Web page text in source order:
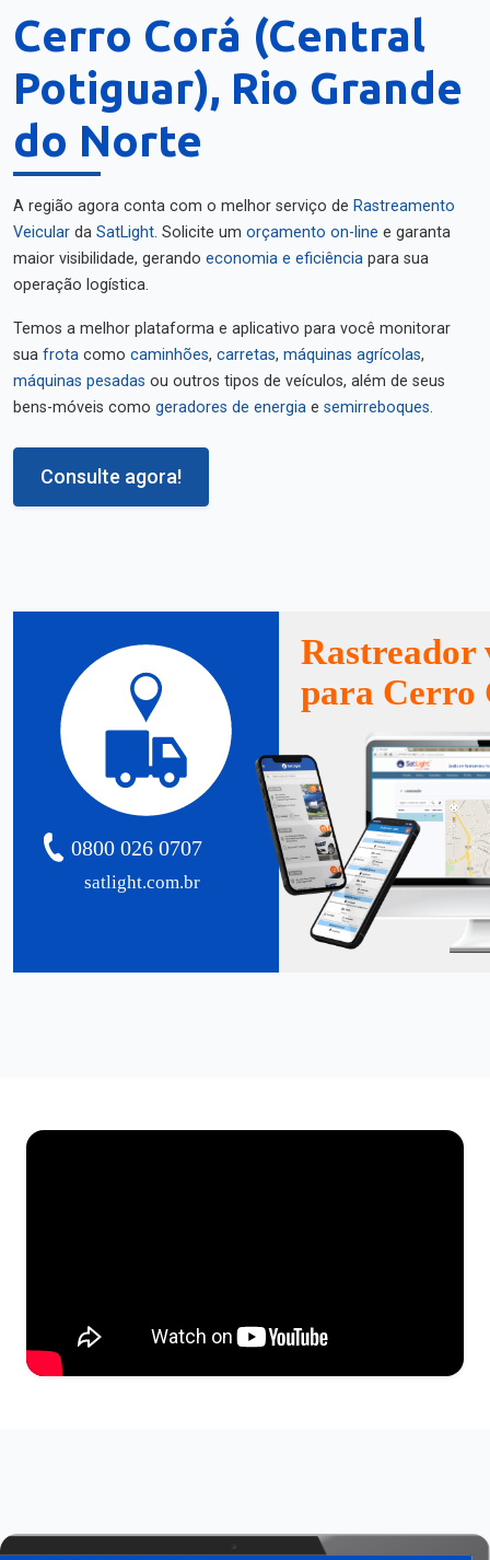
Cerro Corá (Central
Potiguar), Rio Grande
do Norte
A região agora conta com o melhor serviço de Rastreamento
Veicular da SatLight. Solicite um orçamento on-line e garanta
maior visibilidade, gerando economia e eficiência para sua
operação logística.
Temos a melhor plataforma e aplicativo para você monitorar
sua frota como caminhões, carretas, máquinas agrícolas,
máquinas pesadas ou outros tipos de veículos, além de seus
bens-móveis como geradores de energia e semirreboques.
Consulte agora!
satlight.com.br
0800 026 0707
Rastreador
para Cerro